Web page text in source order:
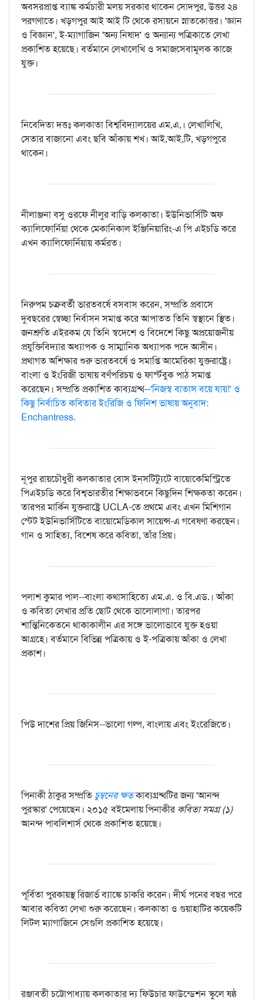
অবসরপ্রাপ্ত ব্যাঙ্ক কর্মচারী মলয় সরকার থাকেন সোদপুর, উত্তর ২৪
পরগণাতে। খড়গপুর আই আই টি থেকে রসায়নে স্নাতকোত্তর। 'জ্ঞান
ও বিজ্ঞান', ই-ম্যাগাজিন 'অন্য নিষাদ' ও অন্যান্য পত্রিকাতে লেখা
প্রকাশিত হয়েছে। বর্তমানে লেখালেখি ও সমাজসেবামূলক কাজে
যুক্ত।
নিবেদিতা দত্তঃ কলকাতা বিশ্ববিদ্যালয়ের এম,এ,। লেখালিখি,
সেতার বাজানো এবং ছবি আঁকায় শখ। আই,আই,টি, খড়গপুরে
থাকেন।
নীলাঞ্জনা বসু ওরফে নীলুর বাড়ি কলকাতা। ইউনিভার্সিটি অফ
ক্যালিফোর্নিয়া থেকে মেকানিকাল ইঞ্জিনিয়ারিং-এ পি এইচডি করে
এখন ক্যালিফোর্নিয়ায় কর্মরত।
নিরুপম চক্রবর্তী ভারতবর্ষে বসবাস করেন, সম্প্রতি প্রবাসে
দুবছরের স্বেচ্ছা নির্বাসন সমাপ্ত করে আপাতত তিনি স্বস্থানে স্থিত।
জনশ্রুতি এইরকম যে তিনি স্বদেশে ও বিদেশে কিছু অপ্রয়োজনীয়
প্রযুক্তিবিদ্যার অধ্যাপক ও সাম্মানিক অধ্যাপক পদে আসীন।
প্রথাগত অশিক্ষার শুরু ভারতবর্ষে ও সমাপ্তি আমেরিকা যুক্তরাষ্ট্রে।
বাংলা ও ইংরিজী ভাষায় বর্ণপরিচয় ও ফার্স্টবুক পাঠ সমাপ্ত
করেছেন। সম্প্রতি প্রকাশিত কাব্যগ্রন্থ--'নিজস্ব বাতাস বয়ে যায়!' ও
কিছু নির্বাচিত কবিতার ইংরিজি ও ফিনিশ ভাষায় অনুবাদ:
Enchantress.
নূপুর রায়চৌধুরী কলকাতার বোস ইন্‌সটিট্যুটে বায়োকেমিস্ট্রিতে
পিএইচডি করে বিশ্বভারতীর শিক্ষাভবনে কিছুদিন শিক্ষকতা করেন।
তারপর মার্কিন যুক্তরাষ্ট্রে UCLA-তে প্রথমে এবং এখন মিশিগান
স্টেট ইউনিভার্সিটিতে বায়োমেডিকাল সায়েন্স-এ গবেষণা করছেন।
গান ও সাহিত্য, বিশেষ করে কবিতা, তাঁর প্রিয়।
পলাশ কুমার পাল--বাংলা কথাসাহিত্যে এম.এ. ও বি.এড.। আঁকা
ও কবিতা লেখার প্রতি ছোট থেকে ভালোলাগা। তারপর
শান্তিনিকেতনে থাকাকালীন এর সঙ্গে ভালোভাবে যুক্ত হওয়া
আগ্রহে। বর্তমানে বিভিন্ন পত্রিকায় ও ই-পত্রিকায় আঁকা ও লেখা
প্রকাশ।
পিউ দাশের প্রিয় জিনিস--ভালো গল্প, বাংলায় এবং ইংরেজিতে।
পিনাকী ঠাকুর সম্প্রতি চুম্বনের ক্ষতকাব্যগ্রন্থটির জন্য 'আনন্দ
পুরস্কার' পেয়েছেন। ২০১৫ বইমেলায় পিনাকীরকবিতা সমগ্র (১)
আনন্দ পাবলিশার্স থেকে প্রকাশিত হয়েছে।
পূর্বিতা পুরকায়স্থ রিজার্ভ ব্যাঙ্কে চাকরি করেন। দীর্ঘ পনের বছর পরে
আবার কবিতা লেখা শুরু করেছেন। কলকাতা ও গুয়াহাটির কয়েকটি
লিটল ম্যাগাজিনে সেগুলি প্রকাশিত হয়েছে।
রঞ্জাবতী চট্টোপাধ্যায় কলকাতার দ্য ফিউচার ফাউন্ডেশন স্কুলে ষষ্ঠ